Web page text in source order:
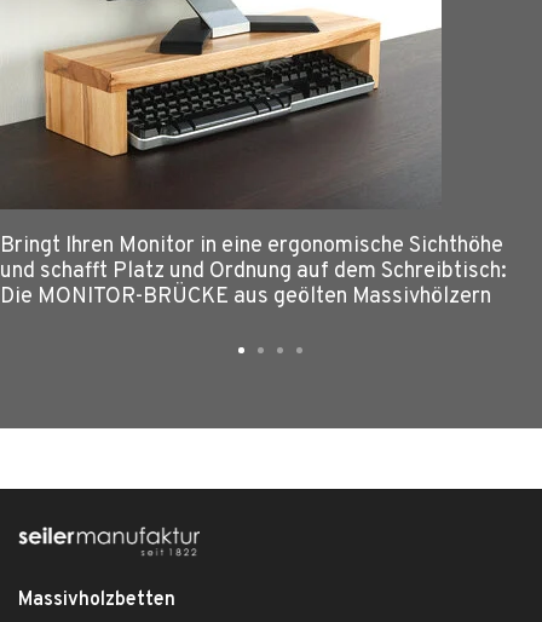
Bringt Ihren Monitor in eine ergonomische Sichthöhe
und schafft Platz und Ordnung auf dem Schreibtisch:
Die MONITOR-BRÜCKE aus geölten Massivhölzern
Massivholzbetten